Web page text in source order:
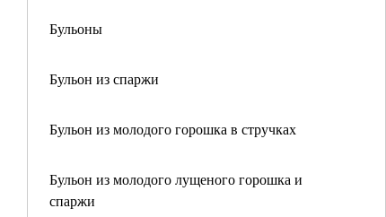
Бульоны
Бульон из спаржи
Бульон из молодого горошка в стручках
Бульон из молодого лущеного горошка и
спаржи